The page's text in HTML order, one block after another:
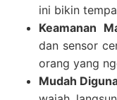
ini bikin
Keamanan
dan sensor
orang yang
Mudah